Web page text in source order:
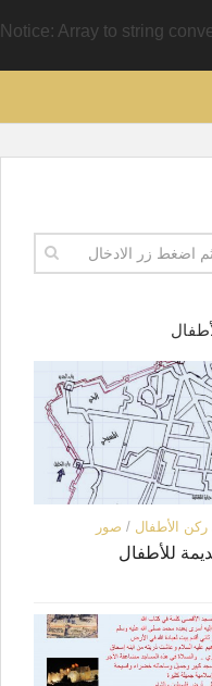
Notice: Array to string
ركن الأطفال / صور
للأطفال